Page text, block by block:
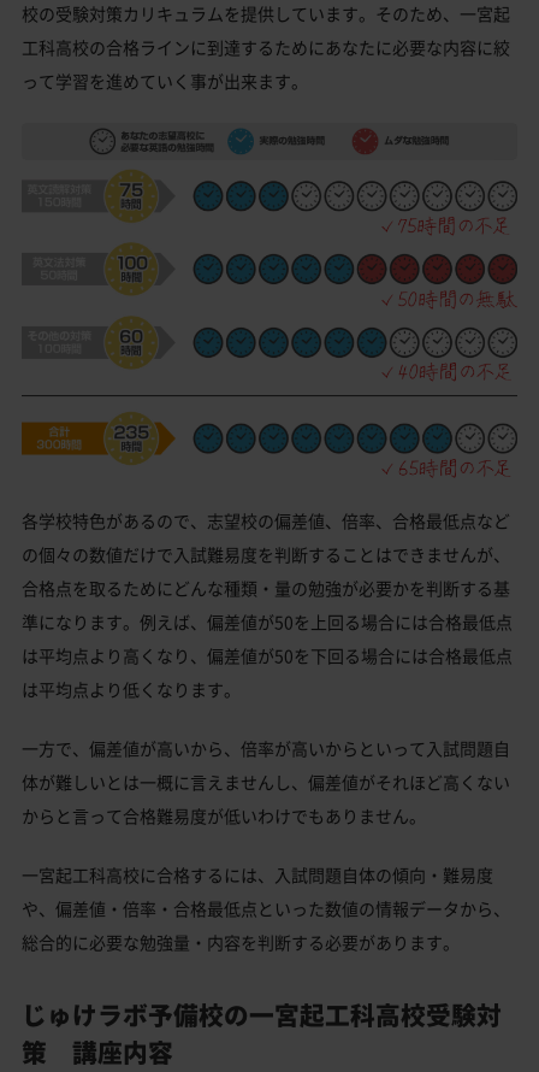
校の受験対策カリキュラムを提供しています。そのため、一宮起
工科高校の合格ラインに到達するためにあなたに必要な内容に絞
って学習を進めていく事が出来ます。
各学校特色があるので、志望校の偏差値、倍率、合格最低点など
の個々の数値だけで入試難易度を判断することはできませんが、
合格点を取るためにどんな種類・量の勉強が必要かを判断する基
準になります。例えば、偏差値が50を上回る場合には合格最低点
は平均点より高くなり、偏差値が50を下回る場合には合格最低点
は平均点より低くなります。
一方で、偏差値が高いから、倍率が高いからといって入試問題自
体が難しいとは一概に言えませんし、偏差値がそれほど高くない
からと言って合格難易度が低いわけでもありません。
一宮起工科高校に合格するには、入試問題自体の傾向・難易度
や、偏差値・倍率・合格最低点といった数値の情報データから、
総合的に必要な勉強量・内容を判断する必要があります。
じゅけラボ予備校の一宮起工科高校受験対
策 講座内容